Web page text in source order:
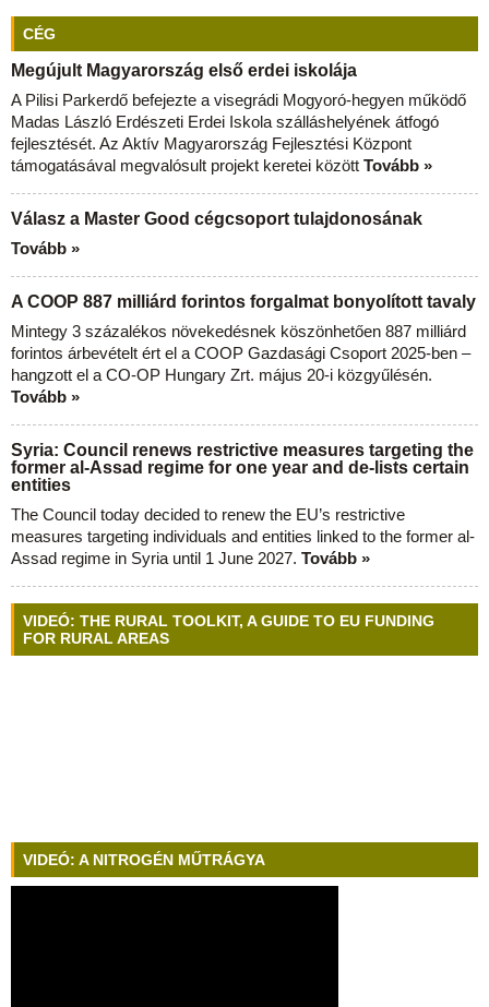
CÉG
Megújult Magyarország első erdei iskolája
A Pilisi Parkerdő befejezte a visegrádi Mogyoró-hegyen működő
Madas László Erdészeti Erdei Iskola szálláshelyének átfogó
fejlesztését. Az Aktív Magyarország Fejlesztési Központ
támogatásával megvalósult projekt keretei között Tovább »
Válasz a Master Good cégcsoport tulajdonosának
Tovább »
A COOP 887 milliárd forintos forgalmat bonyolított tavaly
Mintegy 3 százalékos növekedésnek köszönhetően 887 milliárd
forintos árbevételt ért el a COOP Gazdasági Csoport 2025-ben –
hangzott el a CO-OP Hungary Zrt. május 20-i közgyűlésén.
Tovább »
Syria: Council renews restrictive measures targeting the
former al-Assad regime for one year and de-lists certain
entities
The Council today decided to renew the EU’s restrictive
measures targeting individuals and entities linked to the former al-
Assad regime in Syria until 1 June 2027. Tovább »
VIDEÓ: THE RURAL TOOLKIT, A GUIDE TO EU FUNDING
FOR RURAL AREAS
VIDEÓ: A NITROGÉN MŰTRÁGYA